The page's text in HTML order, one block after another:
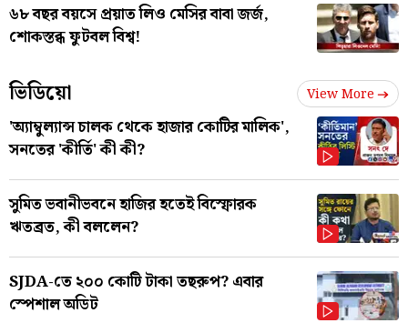
৬৮ বছর বয়সে প্রয়াত লিও মেসির বাবা জর্জ,
শোকস্তব্ধ ফুটবল বিশ্ব!
ভিডিয়ো View More
'অ্যাম্বুল্যান্স চালক থেকে হাজার কোটির মালিক',
সনতের 'কীর্তি' কী কী?
সুমিত ভবানীভবনে হাজির হতেই বিস্ফোরক
ঋতব্রত, কী বললেন?
SJDA-তে ২০০ কোটি টাকা তছরুপ? এবার
স্পেশাল অডিট